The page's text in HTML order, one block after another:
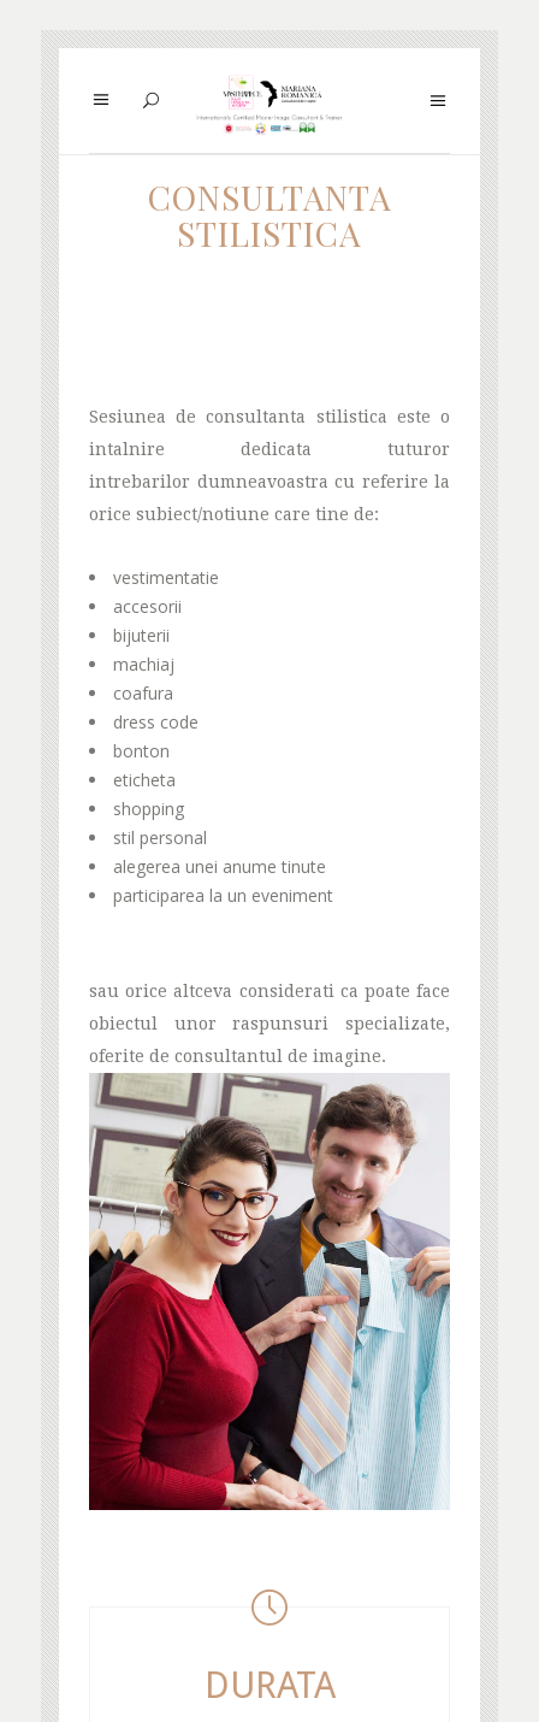
CONSULTANTA
STILISTICA
Sesiunea de consultanta stilistica este o
intalnire dedicata tuturor
intrebarilor dumneavoastra cu referire la
orice subiect/notiune care tine de:
vestimentatie
accesorii
bijuterii
machiaj
coafura
dress code
bonton
eticheta
shopping
stil personal
alegerea unei anume tinute
participarea la un eveniment
sau orice altceva considerati ca poate face
obiectul unor raspunsuri specializate,
oferite de consultantul de imagine.
DURATA